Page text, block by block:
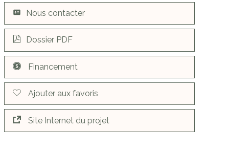
Nous contacter
Dossier PDF
Financement
Ajouter aux favoris
Site Internet du projet